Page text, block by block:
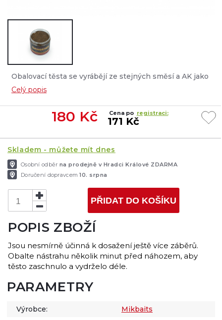
Obalovací těsta se vyrábějí ze stejných směsí a AK jako
boilie stejné příchutě....
Celý popis
180 Kč Cena po registraci:
171 Kč
Skladem - můžete mít dnes
Osobní odběr na prodejně v Hradci Králové ZDARMA
Doručení dopravcem10. srpna
PŘIDAT DO KOŠÍKU
POPIS ZBOŽÍ
Jsou nesmírně účinná k dosažení ještě více záběrů.
Obalte nástrahu několik minut před náhozem, aby
těsto zaschnulo a vydrželo déle.
PARAMETRY
Výrobce:
Mikbaits